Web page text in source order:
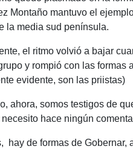
Montaño mantuvo el
la media sud península.
el ritmo volvió a bajar
y rompió con las formas
evidente, son las priistas)
ahora, somos testigos de
necesito hace ningún
hay de formas de Gobernar,